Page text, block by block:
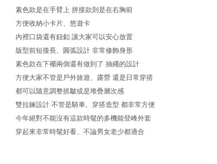
素色款是在手臂上 拼接款則是在右胸前
方便收納小卡片、悠遊卡
內裡口袋還有鈕釦 讓大家可以安心放置
版型前短後長、圓弧設計 非常修飾身形
素色款在下襬兩側還有做到了 抽繩的設計
方便大家不管是戶外旅遊、露營 還是日常穿搭
都可以隨意調整抓皺或是堆疊層次感
雙拉鍊設計 不管是騎車、穿搭造型 都非常方便
今年絕對不能沒有這款時髦的多機能登峰外套
穿起來非常時髦好看、不論男女老少都適合